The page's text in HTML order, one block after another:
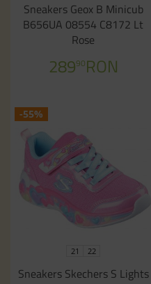
Sneakers Geox B Minicub
B656UA 08554 C8172 Lt
Rose
28990RON
-55%
21 22
Sneakers Skechers S Lights